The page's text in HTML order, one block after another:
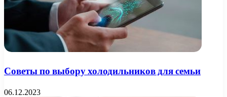
Советы по выбору холодильников для семьи
06.12.2023